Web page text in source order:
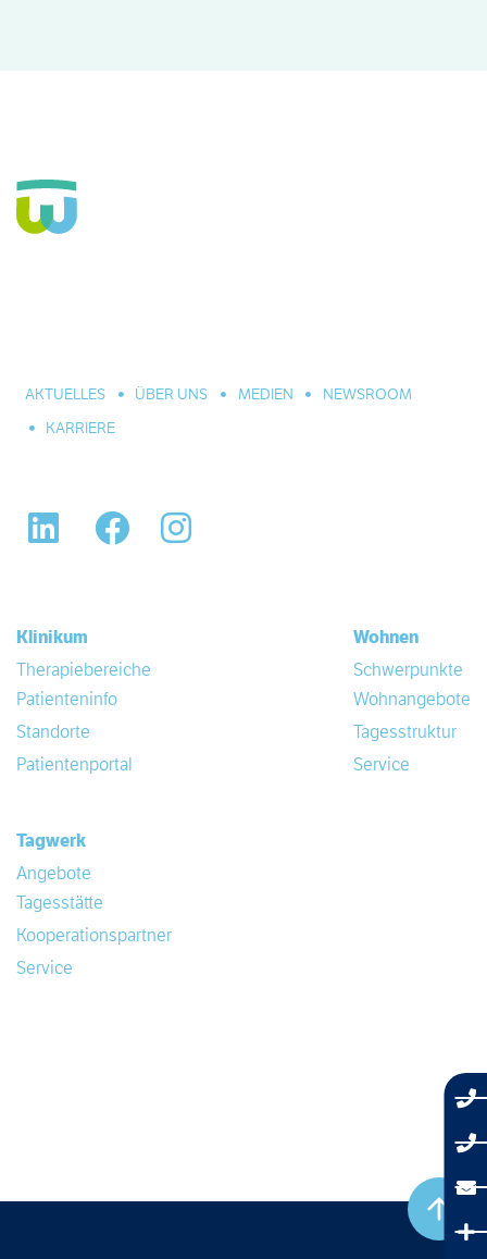
AKTUELLES ÜBER UNS MEDIEN
NEWSROOM
KARRIERE
LinkedIn Facebook
Klinikum
Therapiebereiche
Patienteninfo
Standorte
Patientenportal
Wohnen
Schwerpunkte
Wohnangebote
Tagesstruktur
Service
Tagwerk
Angebote
Tagesstätte
Kooperationspartner
Service